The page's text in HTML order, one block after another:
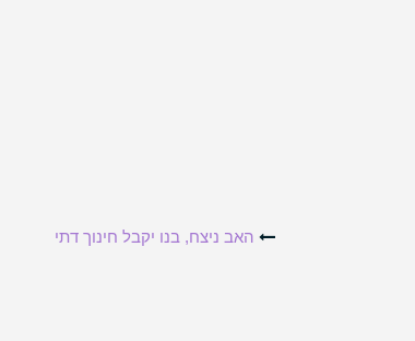
האב ניצח, בנו יקבל חינוך דתי